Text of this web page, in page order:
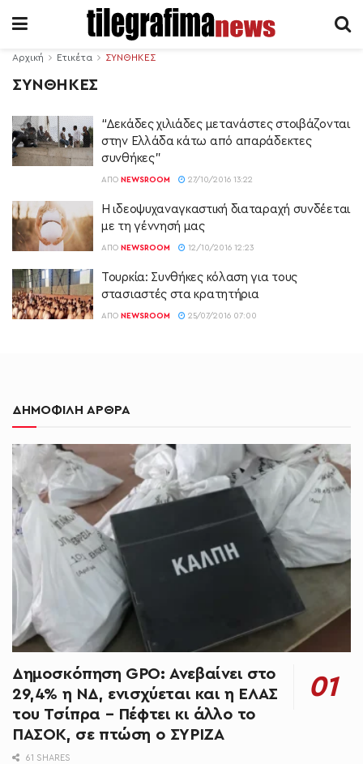
Αρχική Ετικέτα ΣΥΝΘΗΚΕΣ
ΣΥΝΘΗΚΕΣ
“Δεκάδες χιλιάδες μετανάστες στοιβάζονται
στην Ελλάδα κάτω από απαράδεκτες
συνθήκες”
ΑΠΌ NEWSROOM 27/10/2016 13:22
H ιδεοψυχαναγκαστική διαταραχή συνδέεται
με τη γέννησή μας
ΑΠΌ NEWSROOM 12/10/2016 12:23
Τουρκία: Συνθήκες κόλαση για τους
στασιαστές στα κρατητήρια
ΑΠΌ NEWSROOM 25/07/2016 07:00
ΔΗΜΟΦΙΛΗ ΑΡΘΡΑ
Δημοσκόπηση GPO: Ανεβαίνει στο
29,4% η ΝΔ, ενισχύεται και η ΕΛΑΣ
του Τσίπρα – Πέφτει κι άλλο το
ΠΑΣΟΚ, σε πτώση ο ΣΥΡΙΖΑ
61 SHARES